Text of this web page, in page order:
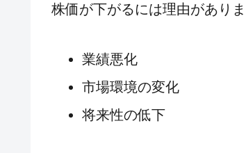
株価が下がるには理由がありま
業績悪化
市場環境の変化
将来性の低下